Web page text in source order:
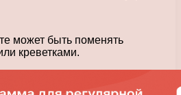
может быть поменять
креветками.